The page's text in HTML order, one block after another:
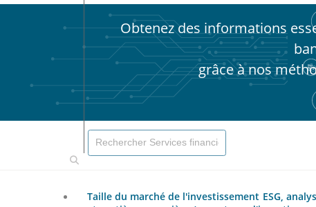
Obtenez des informations
grâce à nos
Taille du marché de l'investissement ESG,